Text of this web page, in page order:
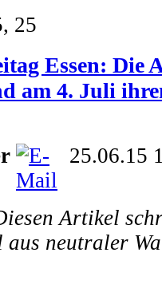
25
Essen: Die
am 4. Juli
25.06.15
Artikel
neutraler